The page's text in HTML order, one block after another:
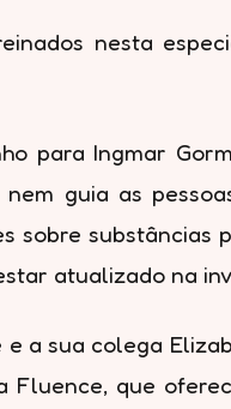
nesta
para Ingmar
guia as
substâncias
atualizado na
a sua colega
Fluence, que